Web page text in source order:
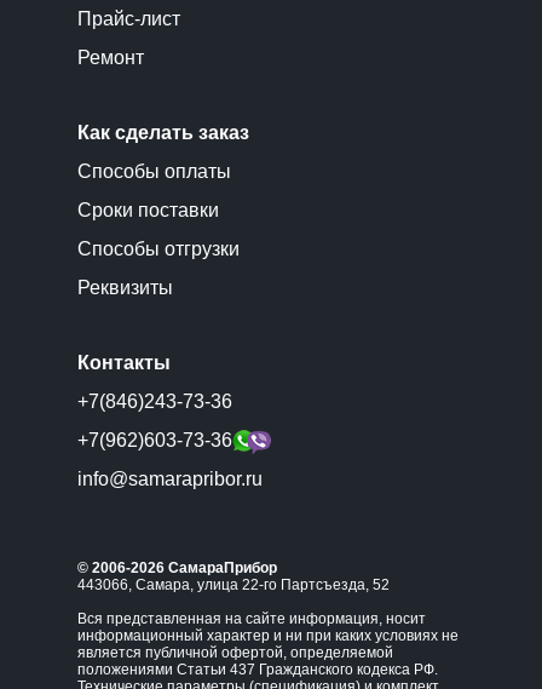
Прайс-лист
Ремонт
Как сделать заказ
Способы оплаты
Сроки поставки
Способы отгрузки
Реквизиты
Контакты
+7(846)243-73-36
+7(962)603-73-36
info@samarapribor.ru
© 2006-2026 СамараПрибор
443066, Самара, улица 22-го Партсъезда, 52
Вся представленная на сайте информация, носит
информационный характер и ни при каких условиях не
является публичной офертой, определяемой
положениями Статьи 437 Гражданского кодекса РФ.